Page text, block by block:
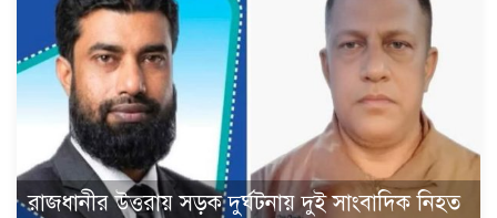
রাজধানীর উত্তরায় সড়ক দুর্ঘটনায় দুই সাংবাদিক নিহত